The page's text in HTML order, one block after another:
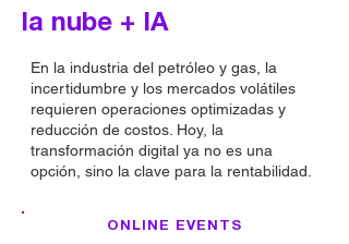
la nube + IA
En la industria del petróleo y gas, la
incertidumbre y los mercados volátiles
requieren operaciones optimizadas y
reducción de costos. Hoy, la
transformación digital ya no es una
opción, sino la clave para la rentabilidad.
ONLINE EVENTS